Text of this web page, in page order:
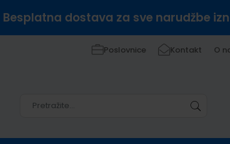
Besplatna dostava za sve narudžbe
Poslovnice Kontakt O